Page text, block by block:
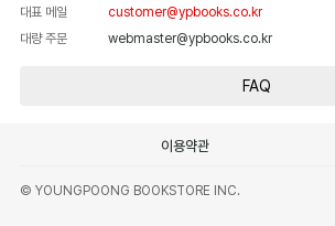
대표 메일
customer@ypbooks.co.kr
대량 주문
webmaster@ypbooks.co.kr
FAQ
이용약관
© YOUNGPOONG BOOKSTORE INC.